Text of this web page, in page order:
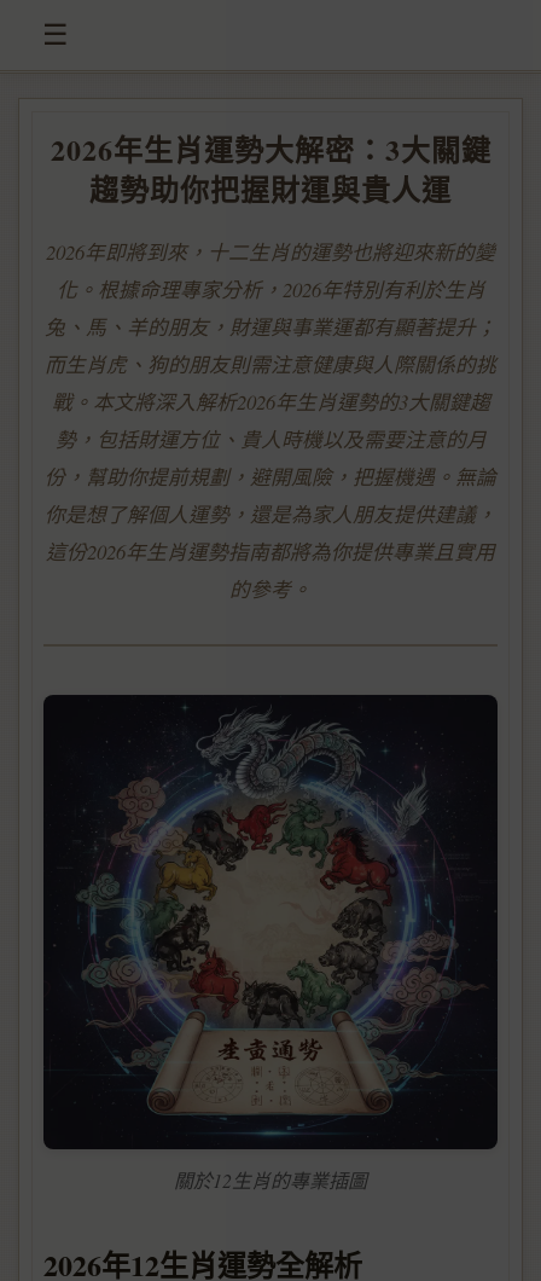
☰
2026年生肖運勢大解密：3大關鍵
趨勢助你把握財運與貴人運
2026年即將到來，十二生肖的運勢也將迎來新的變
化。根據命理專家分析，2026年特別有利於生肖
兔、馬、羊的朋友，財運與事業運都有顯著提升；
而生肖虎、狗的朋友則需注意健康與人際關係的挑
戰。本文將深入解析2026年生肖運勢的3大關鍵趨
勢，包括財運方位、貴人時機以及需要注意的月
份，幫助你提前規劃，避開風險，把握機遇。無論
你是想了解個人運勢，還是為家人朋友提供建議，
這份2026年生肖運勢指南都將為你提供專業且實用
的參考。
關於12生肖的專業插圖
2026年12生肖運勢全解析